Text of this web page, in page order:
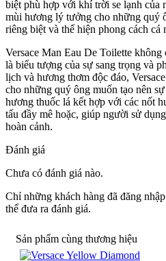
biệt phù hợp với khí trời se lạnh của
mùi hương lý tưởng cho những quý
riêng biệt và thể hiện phong cách cá
Versace Man Eau De Toilette
là biểu tượng của sự sang trọng và
lịch và hương thơm độc đáo,
cho những quý ông muốn tạo nên
hương thuốc lá kết hợp với các nốt
tấu đầy mê hoặc, giúp người sử
hoàn cảnh.
Đánh giá
Chưa có đánh giá nào.
Chỉ những khách hàng đã đăng
thể đưa ra đánh giá.
Sản phẩm cùng thương hiệu